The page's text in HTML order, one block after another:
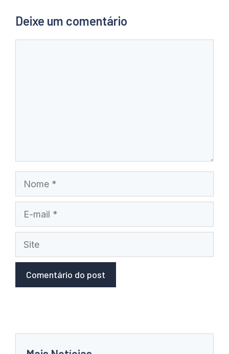
Deixe um comentário
Nome
mail
Site